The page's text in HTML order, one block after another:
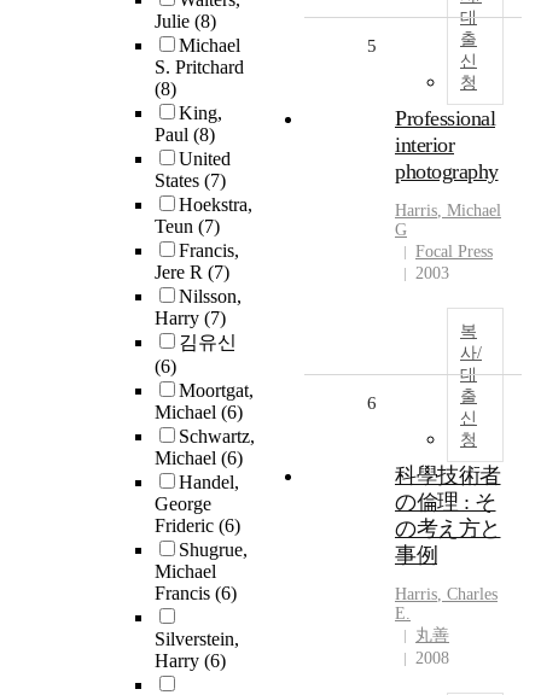
Julie (8)
Michael
S. Pritchard
(8)
King,
Paul (8)
United
States (7)
Hoekstra,
Teun (7)
Francis,
Jere R (7)
Nilsson,
Harry (7)
김유신
(6)
Moortgat,
Michael (6)
Schwartz,
Michael (6)
Handel,
George
Frideric (6)
Shugrue,
Michael
Francis (6)
Silverstein,
Harry (6)
대
출
신
청
5
Professional
interior
photography
Harris, Michael
G
Focal Press
2003
복
사/
대
출
신
청
6
科學技術者
の倫理 : そ
の考え方と
事例
Harris, Charles
E.
丸善
2008